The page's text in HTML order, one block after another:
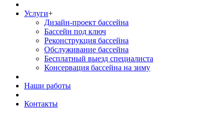
Услуги+
Дизайн-проект бассейна
Бассейн под ключ
Реконструкция бассейна
Обслуживание бассейна
Бесплатный выезд специалиста
Консервация бассейна на зиму
Наши работы
Контакты